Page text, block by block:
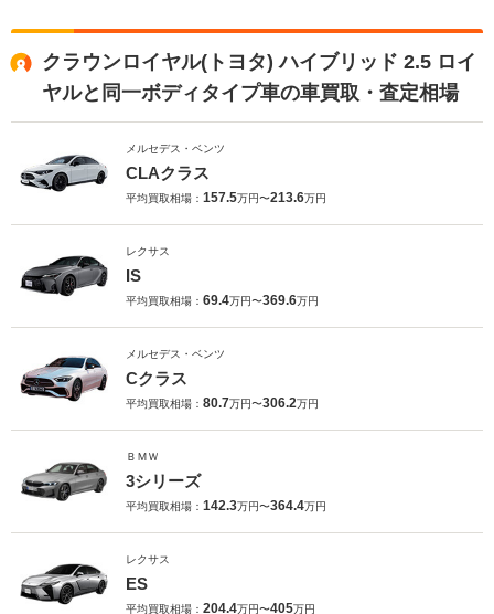
クラウンロイヤル(トヨタ) ハイブリッド 2.5 ロイ
ヤルと同一ボディタイプ車の車買取・査定相場
メルセデス・ベンツ
CLAクラス
平均買取相場： 157.5万円〜213.6万円
レクサス
IS
平均買取相場： 69.4万円〜369.6万円
メルセデス・ベンツ
Cクラス
平均買取相場： 80.7万円〜306.2万円
ＢＭＷ
3シリーズ
平均買取相場： 142.3万円〜364.4万円
レクサス
ES
平均買取相場： 204.4万円〜405万円